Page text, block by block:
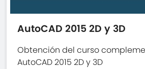
AutoCAD 2015 2D y 3D
Obtención del curso
AutoCAD 2015 2D y 3D